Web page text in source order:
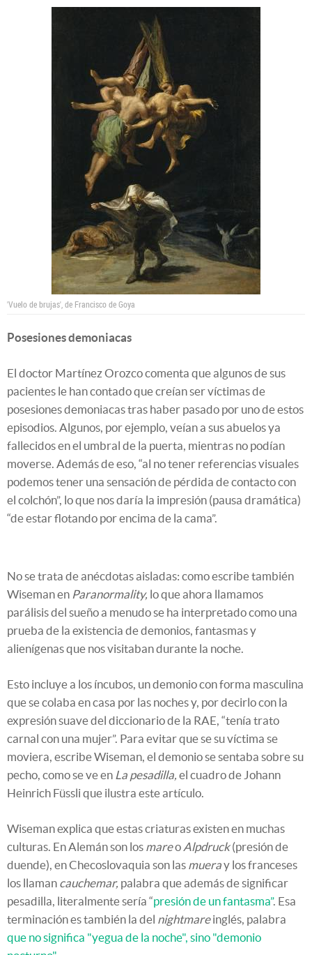
'Vuelo de brujas', de Francisco de Goya
Posesiones demoniacas
El doctor Martínez Orozco comenta que algunos de sus
pacientes le han contado que creían ser víctimas de
posesiones demoniacas tras haber pasado por uno de estos
episodios. Algunos, por ejemplo, veían a sus abuelos ya
fallecidos en el umbral de la puerta, mientras no podían
moverse. Además de eso, “al no tener referencias visuales
podemos tener una sensación de pérdida de contacto con
el colchón”, lo que nos daría la impresión (pausa dramática)
“de estar flotando por encima de la cama”.
No se trata de anécdotas aisladas: como escribe también
Wiseman en Paranormality, lo que ahora llamamos
parálisis del sueño a menudo se ha interpretado como una
prueba de la existencia de demonios, fantasmas y
alienígenas que nos visitaban durante la noche.
Esto incluye a los íncubos, un demonio con forma masculina
que se colaba en casa por las noches y, por decirlo con la
expresión suave del diccionario de la RAE, “tenía trato
carnal con una mujer”. Para evitar que se su víctima se
moviera, escribe Wiseman, el demonio se sentaba sobre su
pecho, como se ve en La pesadilla, el cuadro de Johann
Heinrich Füssli que ilustra este artículo.
Wiseman explica que estas criaturas existen en muchas
culturas. En Alemán son los mareo Alpdruck(presión de
duende), en Checoslovaquia son las mueray los franceses
los llaman cauchemar, palabra que además de significar
pesadilla, literalmente sería “presión de un fantasma”. Esa
terminación es también la del nightmareinglés, palabra
que no significa "yegua de la noche", sino "demonio